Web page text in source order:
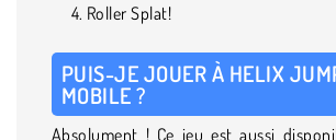
Roller Splat!
PUIS-JE JOUER À HELIX
MOBILE ?
Absolument ! Ce jeu est aussi